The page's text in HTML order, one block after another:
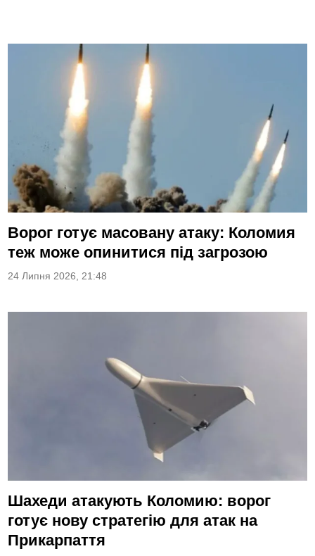
Ворог готує масовану атаку: Коломия
теж може опинитися під загрозою
24 Липня 2026, 21:48
Шахеди атакують Коломию: ворог
готує нову стратегію для атак на
Прикарпаття